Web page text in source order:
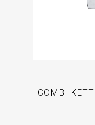
COMBI